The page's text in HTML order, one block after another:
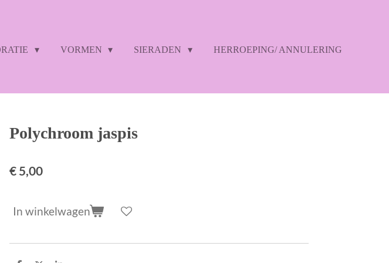
VORMEN SIERADEN HERROEPING/ ANNULERING
Polychroom jaspis
€ 5,00
In winkelwagen